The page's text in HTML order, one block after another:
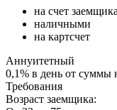
на счет заемщика
наличными
на картсчет
Аннуитетный
0,1% в день от суммы
Требования
Возраст заемщика: